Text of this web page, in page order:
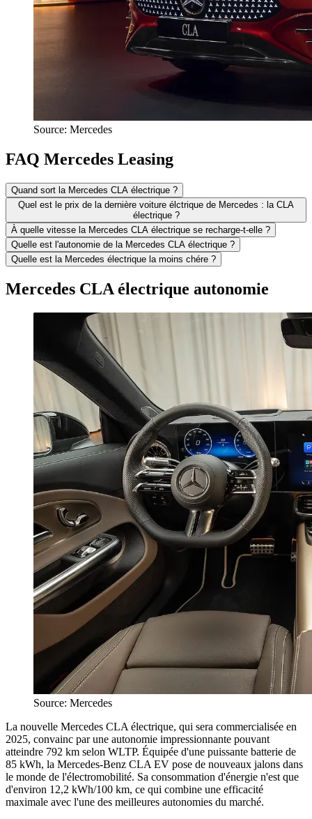
Source: Mercedes
FAQ Mercedes Leasing
Quand sort la Mercedes CLA électrique ?
Quel est le prix de la dernière voiture élctrique de Mercedes : la CLA
électrique ?
À quelle vitesse la Mercedes CLA électrique se recharge-t-elle ?
Quelle est l'autonomie de la Mercedes CLA électrique ?
Quelle est la Mercedes électrique la moins chére ?
Mercedes CLA électrique autonomie
Source: Mercedes
La nouvelle Mercedes CLA électrique, qui sera commercialisée en
2025, convainc par une autonomie impressionnante pouvant
atteindre 792 km selon WLTP. Équipée d'une puissante batterie de
85 kWh, la Mercedes-Benz CLA EV pose de nouveaux jalons dans
le monde de l'électromobilité. Sa consommation d'énergie n'est que
d'environ 12,2 kWh/100 km, ce qui combine une efficacité
maximale avec l'une des meilleures autonomies du marché.